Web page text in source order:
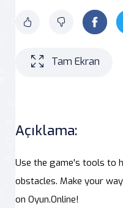
Tam Ekran
Açıklama:
Use the game's tools to
obstacles. Make your
on Oyun.Online!